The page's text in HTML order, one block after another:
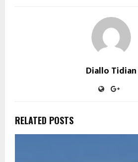
Diallo Tidian
RELATED POSTS